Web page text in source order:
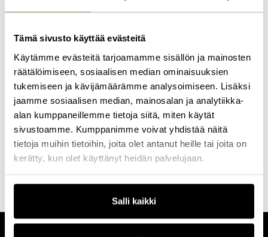
Tämä sivusto käyttää evästeitä
Käytämme evästeitä tarjoamamme sisällön ja mainosten
räätälöimiseen, sosiaalisen median ominaisuuksien
tukemiseen ja kävijämäärämme analysoimiseen. Lisäksi
jaamme sosiaalisen median, mainosalan ja analytiikka-
alan kumppaneillemme tietoja siitä, miten käytät
sivustoamme. Kumppanimme voivat yhdistää näitä
tietoja muihin tietoihin, joita olet antanut heille tai joita on
kerätty, kun olet käyttänyt heidän palvelujaan.
Salli kaikki
energian projektien hankekehityksessä, kansainvälisissä ja
energiaregulaatioon liittyvissä vaativissa kysymyksissä. Ennen
siirtymistään HPP:lle, Noora työskenteli työ- ja
elinkeinoministeriössä ollen mukana valmistelemassa vuoden
2025 alusta voimaan tullutta talousvyöhykkeen
merituulivoimalakia sekä sähkömarkkinalakiin tehtyjä muutoksia.
Lisäksi Noora toimii aktiivisesti osana Suomen uusiutuvat ry:n
merituulivoimavaliokuntaa, jossa yhteistyössä juridisten
neuvonantajien, viranomaisten edustajien sekä hankekehittäjien
kanssa keskitytään merituulivoiman edistämistä ja
rakentamisedellytyksiä koskeviin asioihin.